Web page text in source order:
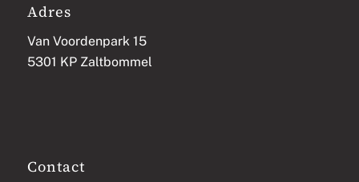
Adres
Van Voordenpark 15
5301 KP Zaltbommel
Contact